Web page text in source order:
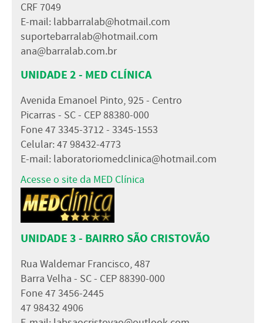
CRF 7049
E-mail: labbarralab@hotmail.com
suportebarralab@hotmail.com
ana@barralab.com.br
UNIDADE 2 - MED CLÍNICA
Avenida Emanoel Pinto, 925 - Centro
Picarras - SC - CEP 88380-000
Fone 47 3345-3712 - 3345-1553
Celular: 47 98432-4773
E-mail: laboratoriomedclinica@hotmail.com
Acesse o site da MED Clínica
UNIDADE 3 - BAIRRO SÃO CRISTOVÃO
Rua Waldemar Francisco, 487
Barra Velha - SC - CEP 88390-000
Fone 47 3456-2445
47 98432 4906